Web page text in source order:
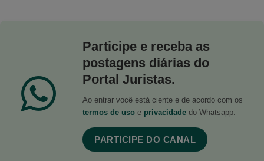
Participe e receba as
postagens diárias do
Portal Juristas.
Ao entrar você está ciente e de acordo com os
termos de uso e privacidade do Whatsapp.
PARTICIPE DO CANAL